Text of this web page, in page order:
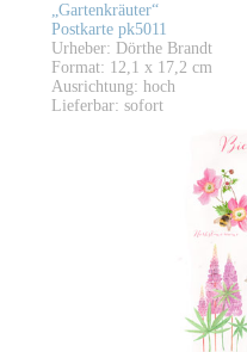
„Gartenkräuter“
Postkarte pk5011
Urheber: Dörthe Brandt
Format: 12,1 x 17,2 cm
Ausrichtung: hoch
Lieferbar: sofort